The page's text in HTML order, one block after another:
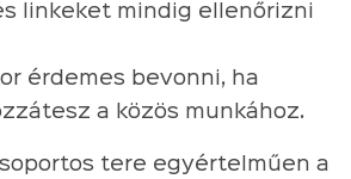
linkeket mindig ellenőrizni
érdemes bevonni, ha
a közös munkához.
tere egyértelműen a